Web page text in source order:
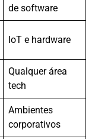
de software
IoT e hardware
Qualquer área
tech
Ambientes
corporativos